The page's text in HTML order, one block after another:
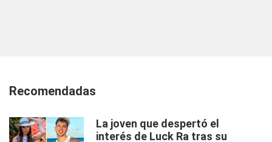
Recomendadas
La joven que despertó el
interés de Luck Ra tras su